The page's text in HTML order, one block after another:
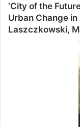
‘City of the
Urban Change in
Laszczkowski,